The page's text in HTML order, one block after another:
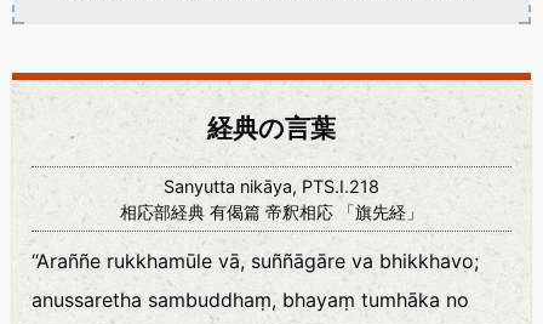
経典の言葉
Sanyutta nikāya, PTS.I.218
相応部経典 有偈篇 帝釈相応 「旗先経」
“Araññe rukkhamūle vā, suññāgāre va bhikkhavo;
anussaretha sambuddhaṃ, bhayaṃ tumhāka no